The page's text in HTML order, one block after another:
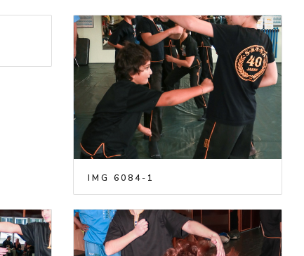
IMG 6084-1